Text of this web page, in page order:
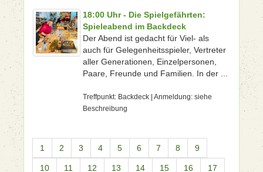
18:00 Uhr - Die Spielgefährten:
Spieleabend im Backdeck
Der Abend ist gedacht für Viel- als
auch für Gelegenheitsspieler, Vertreter
aller Generationen, Einzelpersonen,
Paare, Freunde und Familien. In der ...
Treffpunkt: Backdeck | Anmeldung: siehe
Beschreibung
1 2 3 4 5 6 7 8 9
10 11 12 13 14 15 16 17